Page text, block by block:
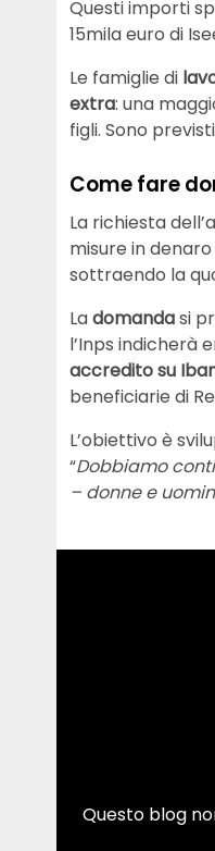
Questi importi
15mila euro di
Le famiglie di
extra: una
figli. Sono
Come fare
La richiesta
misure in
sottraendo la
Ladomandasi
l’Inps indicherà
accredito su
beneficiarie di
L’obiettivo è
“Dobbiamo
– donne e
Questo blog